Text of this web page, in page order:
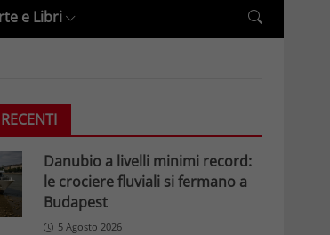
e Libri
Danubio a livelli minimi record:
le crociere fluviali si fermano a
Budapest
5 Agosto 2026